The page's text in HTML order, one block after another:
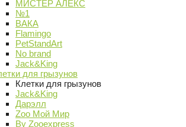
МИСТЕР АЛЕКС
№1
ВАКА
Flamingo
PetStandArt
No brand
Jack&King
для грызунов
Клетки для грызунов
Jack&King
Дарэлл
Zoo Мой Мир
By Zooexpress